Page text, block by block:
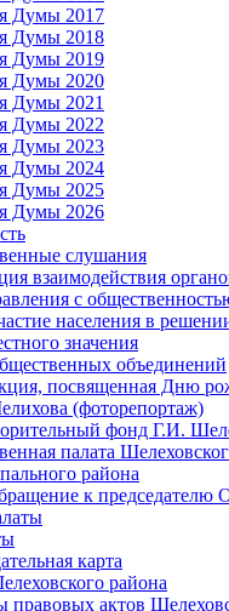
Думы 2017
Думы 2018
Думы 2019
Думы 2020
Думы 2021
Думы 2022
Думы 2023
Думы 2024
Думы 2025
Думы 2026
слушания
взаимодействия
с
населения в
значения
объединений
посвященная Дню
(фоторепортаж)
фонд Г.И.
палата
района
к председателю
карта
района
правовых актов